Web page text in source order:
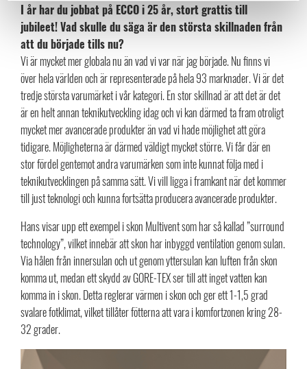
I år har du jobbat på ECCO i 25 år, stort grattis till
jubileet! Vad skulle du säga är den största skillnaden från
att du började tills nu?
Vi är mycket mer globala nu än vad vi var när jag började. Nu finns vi
över hela världen och är representerade på hela 93 marknader. Vi är det
tredje största varumärket i vår kategori. En stor skillnad är att det är det
är en helt annan teknikutveckling idag och vi kan därmed ta fram otroligt
mycket mer avancerade produkter än vad vi hade möjlighet att göra
tidigare. Möjligheterna är därmed väldigt mycket större. Vi får där en
stor fördel gentemot andra varumärken som inte kunnat följa med i
teknikutvecklingen på samma sätt. Vi vill ligga i framkant när det kommer
till just teknologi och kunna fortsätta producera avancerade produkter.
Hans visar upp ett exempel i skon Multivent som har så kallad ”surround
technology”, vilket innebär att skon har inbyggd ventilation genom sulan.
Via hålen från innersulan och ut genom yttersulan kan luften från skon
komma ut, medan ett skydd av GORE-TEX ser till att inget vatten kan
komma in i skon. Detta reglerar värmen i skon och ger ett 1-1,5 grad
svalare fotklimat, vilket tillåter fötterna att vara i komfortzonen kring 28-
32 grader.